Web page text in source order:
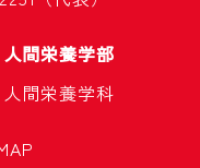
人間栄養学部
人間栄養学科